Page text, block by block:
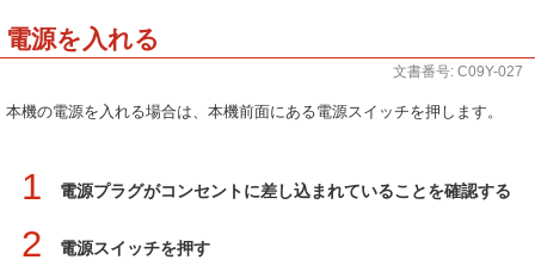
電源を入れる
文書番号: C09Y-027
本機の電源を入れる場合は、本機前面にある電源スイッチを押します。
1 電源プラグがコンセントに差し込まれていることを確認する
2 電源スイッチを押す